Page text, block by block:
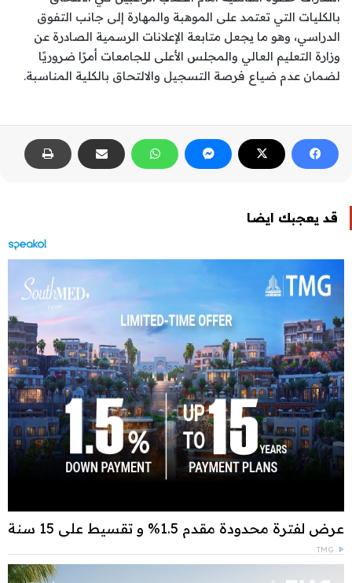
بالكليات التي تعتمد على الموهبة والمهارة إلى جانب التفوق
الدراسي، وهو ما يجعل متابعة الإعلانات الرسمية الصادرة عن
وزارة التعليم العالي والمجلس الأعلى للجامعات أمرًا ضروريًا
لضمان عدم ضياع فرصة التسجيل والالتحاق بالكلية المناسبة.
قد يعجبك ايضا
عرض لفترة محدودة مقدم 1.5% و تقسيط علي 15 سنة
TMG